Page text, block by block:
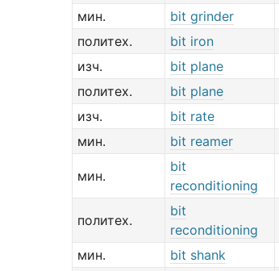
мин. bit grinder
политех.
bit iron
изч.
bit plane
политех.
bit plane
изч.
bit rate
мин.
bit reamer
мин.
bit
reconditioning
политех.
bit
reconditioning
мин. bit shank